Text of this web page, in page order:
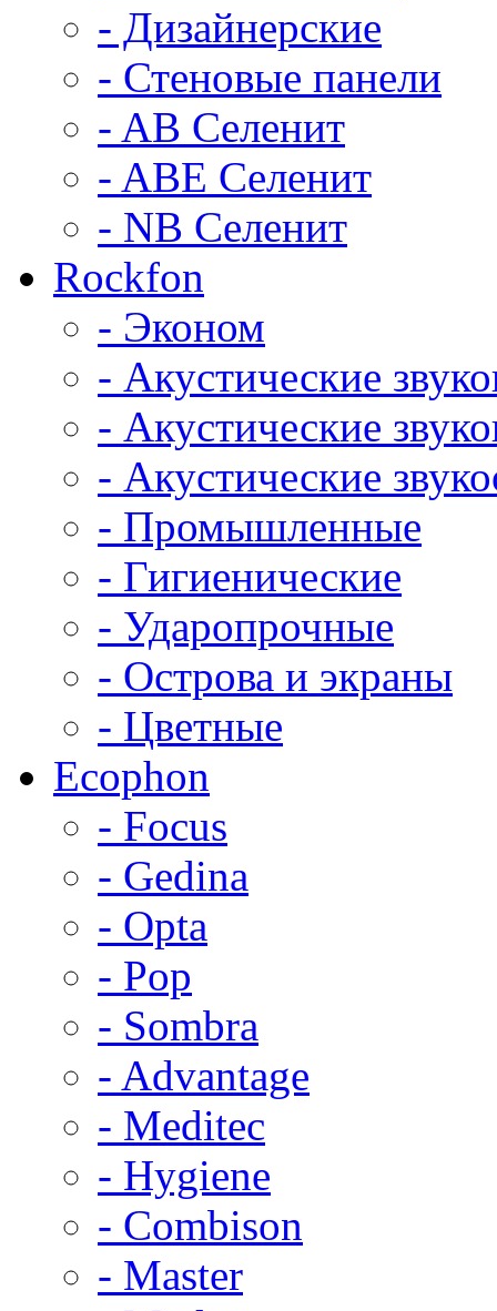
- Дизайнерские
- Стеновые панели
- AB Селенит
- ABE Селенит
- NB Селенит
Rockfon
- Эконом
- Акустические
- Акустические
- Акустические
- Промышленные
- Гигиенические
- Ударопрочные
- Острова и экраны
- Цветные
Ecophon
- Focus
- Gedina
- Opta
- Pop
- Sombra
- Advantage
- Meditec
- Hygiene
- Combison
- Master